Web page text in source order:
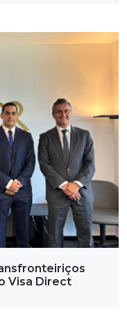
Visa Direct